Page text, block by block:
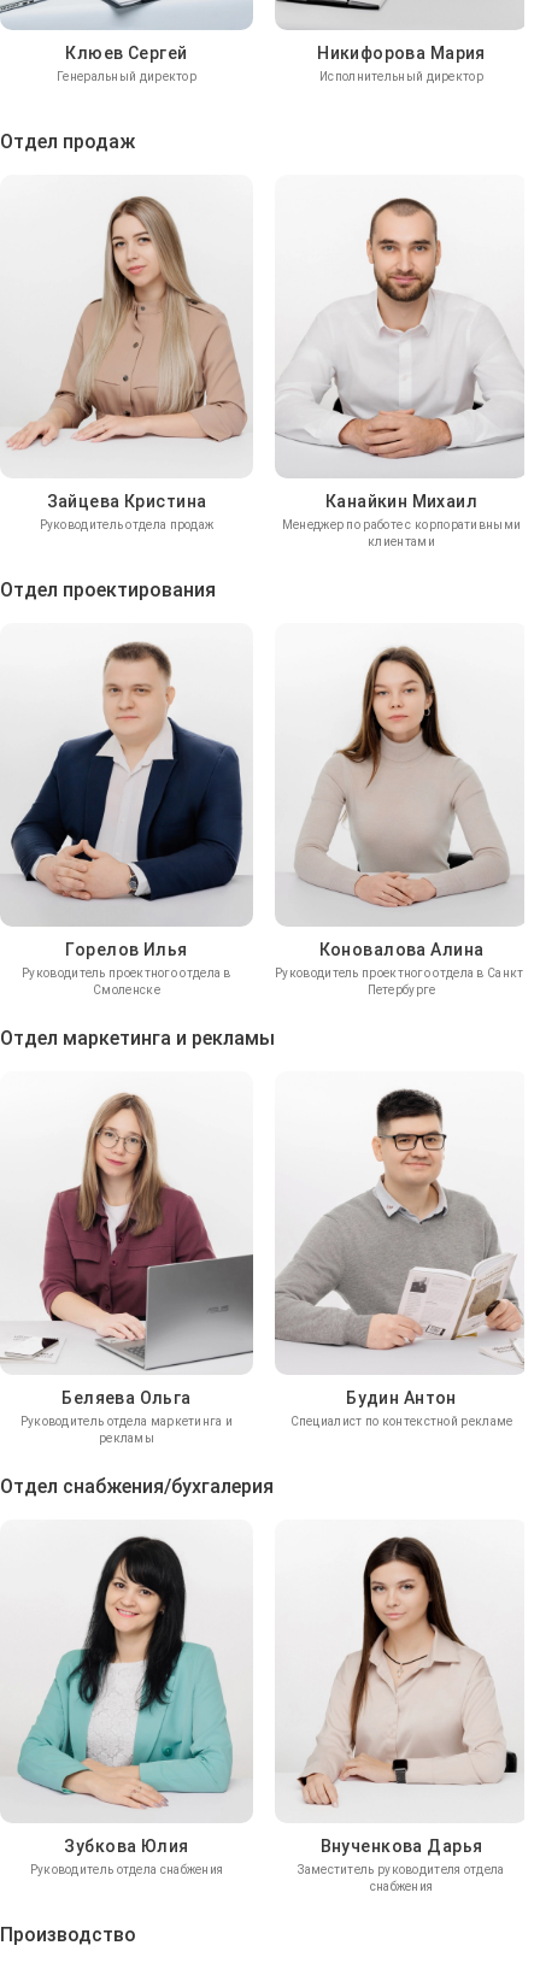
Клюев Сергей
Генеральный директор
Никифорова Мария
Исполнительный директор
Отдел продаж
Зайцева Кристина
Руководитель отдела продаж
Канайкин Михаил
Менеджер по работе с корпоративными
клиентами
Отдел проектирования
Горелов Илья
Руководитель проектного отдела в
Смоленске
Коновалова Алина
Руководитель проектного отдела в Санкт-
Петербурге
Отдел маркетинга и рекламы
Беляева Ольга
Руководитель отдела маркетинга и
рекламы
Будин Антон
Специалист по контекстной рекламе
Отдел снабжения/бухгалерия
Зубкова Юлия
Руководитель отдела снабжения
Внученкова Дарья
Заместитель руководителя отдела
снабжения
Производство